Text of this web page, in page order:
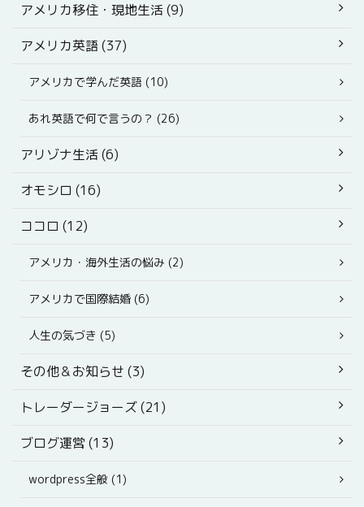
アメリカ移住・現地生活 (9)
アメリカ英語 (37)
アメリカで学んだ英語 (10)
あれ英語で何で言うの？ (26)
アリゾナ生活 (6)
オモシロ (16)
ココロ (12)
アメリカ・海外生活の悩み (2)
アメリカで国際結婚 (6)
人生の気づき (5)
その他＆お知らせ (3)
トレーダージョーズ (21)
ブログ運営 (13)
wordpress全般 (1)